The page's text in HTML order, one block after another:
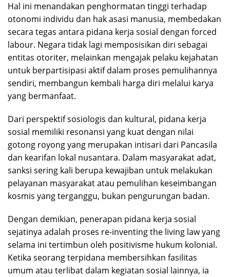
Hal ini menandakan penghormatan tinggi terhadap
otonomi individu dan hak asasi manusia, membedakan
secara tegas antara pidana kerja sosial dengan forced
labour. Negara tidak lagi memposisikan diri sebagai
entitas otoriter, melainkan mengajak pelaku kejahatan
untuk berpartisipasi aktif dalam proses pemulihannya
sendiri, membangun kembali harga diri melalui karya
yang bermanfaat.
Dari perspektif sosiologis dan kultural, pidana kerja
sosial memiliki resonansi yang kuat dengan nilai
gotong royong yang merupakan intisari dari Pancasila
dan kearifan lokal nusantara. Dalam masyarakat adat,
sanksi sering kali berupa kewajiban untuk melakukan
pelayanan masyarakat atau pemulihan keseimbangan
kosmis yang terganggu, bukan pengurungan badan.
Dengan demikian, penerapan pidana kerja sosial
sejatinya adalah proses re-inventing the living law yang
selama ini tertimbun oleh positivisme hukum kolonial.
Ketika seorang terpidana membersihkan fasilitas
umum atau terlibat dalam kegiatan sosial lainnya, ia